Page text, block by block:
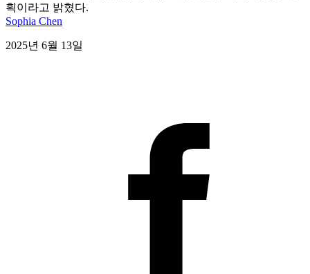
획이라고 밝혔다.
Sophia Chen
2025년 6월 13일